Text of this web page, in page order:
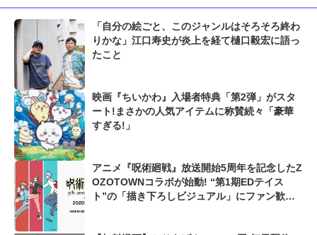
「自分の絵ごと、このジャンルはそろそろ終わ
りかな」江口寿史が炎上を経て樋口毅宏に語っ
たこと
映画『ちいかわ』入場者特典「第2弾」がスタ
ート!まさかの人気アイテムに称賛続々「豪華
すぎる!」
アニメ『呪術廻戦』放送開始5周年を記念したZ
OZOTOWNコラボが始動! “第1期EDテイス
ト”の「描き下ろしビジュアル」にファン歓喜